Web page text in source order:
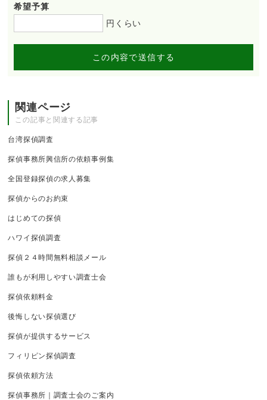
希望予算
円くらい
この内容で送信する
関連ページ
この記事と関連する記事
台湾探偵調査
探偵事務所興信所の依頼事例集
全国登録探偵の求人募集
探偵からのお約束
はじめての探偵
ハワイ探偵調査
探偵２４時間無料相談メール
誰もが利用しやすい調査士会
探偵依頼料金
後悔しない探偵選び
探偵が提供するサービス
フィリピン探偵調査
探偵依頼方法
探偵事務所｜調査士会のご案内